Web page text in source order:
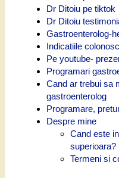
Dr Ditoiu pe tiktok
Dr Ditoiu
Gastroenterolog-
Indicatiile
Pe youtube-
Programari
Cand ar trebui sa
gastroenterolog
Programare,
Despre mine
Cand este
superioara?
Termeni si